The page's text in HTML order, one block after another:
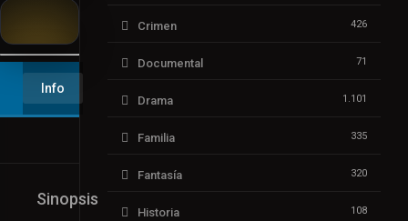
▶️ Play
Info
Sinopsis
Crimen 426
Documental 71
Drama 1.101
Familia 335
Fantasía 320
Historia 108